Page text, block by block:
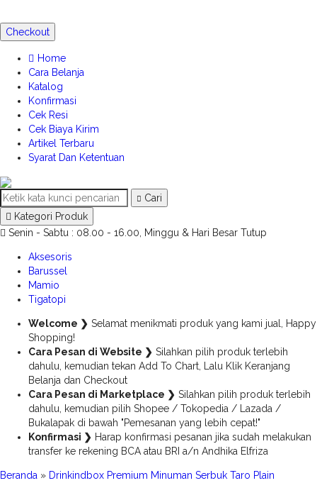
Checkout
Home
Cara Belanja
Katalog
Konfirmasi
Cek Resi
Cek Biaya Kirim
Artikel Terbaru
Syarat Dan Ketentuan
Cari
Kategori Produk
Senin - Sabtu : 08.00 - 16.00, Minggu & Hari Besar Tutup
Aksesoris
Barussel
Mamio
Tigatopi
Welcome ❯ Selamat menikmati produk yang kami jual, Happy
Shopping!
Cara Pesan di Website ❯ Silahkan pilih produk terlebih
dahulu, kemudian tekan Add To Chart, Lalu Klik Keranjang
Belanja dan Checkout
Cara Pesan di Marketplace ❯ Silahkan pilih produk terlebih
dahulu, kemudian pilih Shopee / Tokopedia / Lazada /
Bukalapak di bawah "Pemesanan yang lebih cepat!"
Konfirmasi ❯ Harap konfirmasi pesanan jika sudah melakukan
transfer ke rekening BCA atau BRI a/n Andhika Elfriza
Beranda » Drinkindbox Premium Minuman Serbuk Taro Plain